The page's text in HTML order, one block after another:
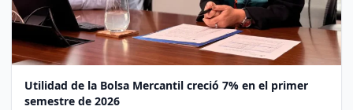
Utilidad de la Bolsa Mercantil creció 7% en el primer
semestre de 2026